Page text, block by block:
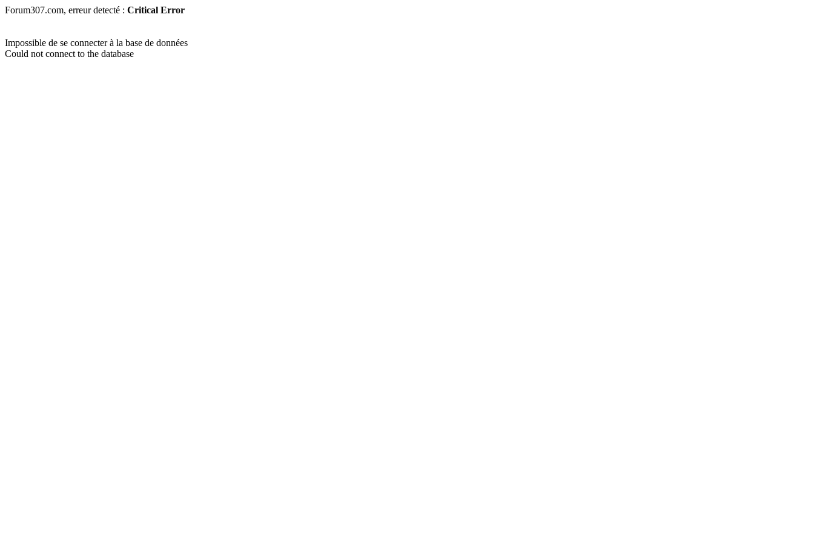
Forum307.com, erreur detecté : Critical Error
Impossible de se connecter à la base de données
Could not connect to the database